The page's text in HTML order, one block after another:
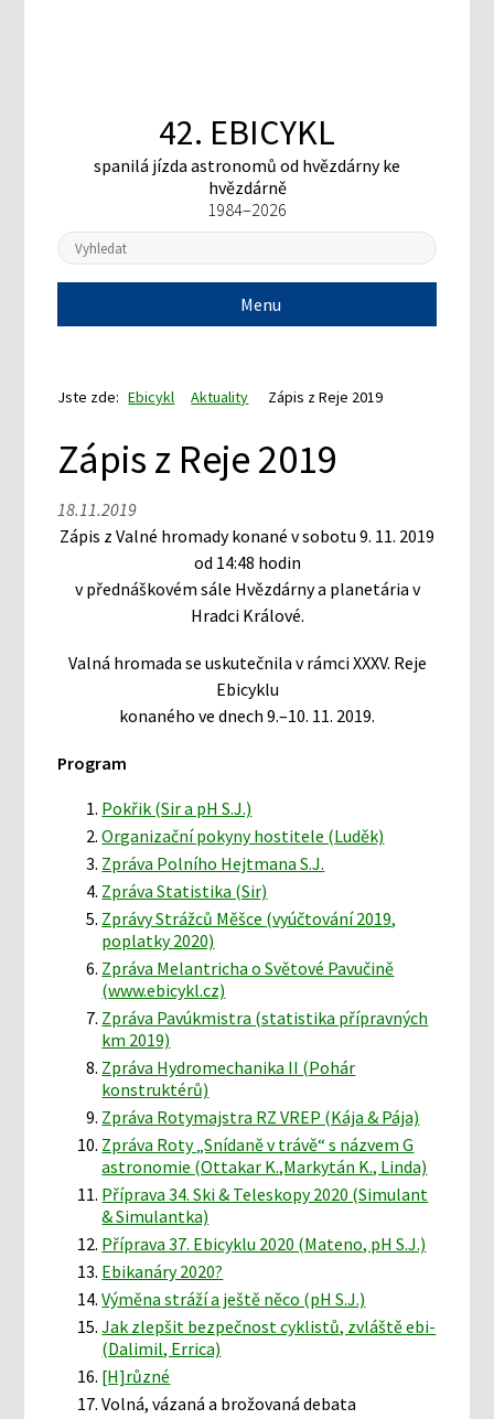
42. EBICYKL
spanilá jízda astronomů od hvězdárny ke
hvězdárně
1984–2026
Menu
Jste zde: Ebicykl Aktuality Zápis z Reje 2019
Zápis z Reje 2019
18.11.2019
Zápis z Valné hromady konané v sobotu 9. 11. 2019
od 14:48 hodin
v přednáškovém sále Hvězdárny a planetária v
Hradci Králové.
Valná hromada se uskutečnila v rámci XXXV. Reje
Ebicyklu
konaného ve dnech 9.–10. 11. 2019.
Program
Pokřik (Sir a pH S.J.)
Organizační pokyny hostitele (Luděk)
Zpráva Polního Hejtmana S.J.
Zpráva Statistika (Sir)
Zprávy Strážců Měšce (vyúčtování 2019,
poplatky 2020)
Zpráva Melantricha o Světové Pavučině
(www.ebicykl.cz)
Zpráva Pavúkmistra (statistika přípravných
km 2019)
Zpráva Hydromechanika II (Pohár
konstruktérů)
Zpráva Rotymajstra RZ VREP (Kája & Pája)
Zpráva Roty „Snídaně v trávě“ s názvem G
astronomie (Ottakar K.,Markytán K., Linda)
Příprava 34. Ski & Teleskopy 2020 (Simulant
& Simulantka)
Příprava 37. Ebicyklu 2020 (Mateno, pH S.J.)
Ebikanáry 2020?
Výměna stráží a ještě něco (pH S.J.)
Jak zlepšit bezpečnost cyklistů, zvláště ebi-
(Dalimil, Errica)
[H]různé
Volná, vázaná a brožovaná debata